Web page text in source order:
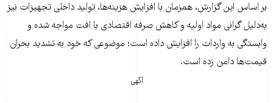
بر اساس این گزارش، همزمان با افزایش هزینه‌ها، تولید داخلی تجهیزات نیز
به‌دلیل گرانی مواد اولیه و کاهش صرفه اقتصادی با افت مواجه شده و
وابستگی به واردات را افزایش داده است؛ موضوعی که خود به تشدید بحران
قیمت‌ها دامن زده است.
آگهی